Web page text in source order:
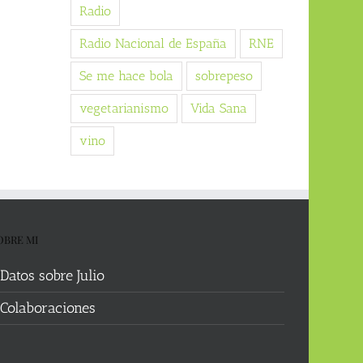
Radio
Radio Nacional de España RNE
Se me hace bola sobrepeso
vegetarianismo Vida Sana
vino
MI
Datos sobre Julio
Colaboraciones